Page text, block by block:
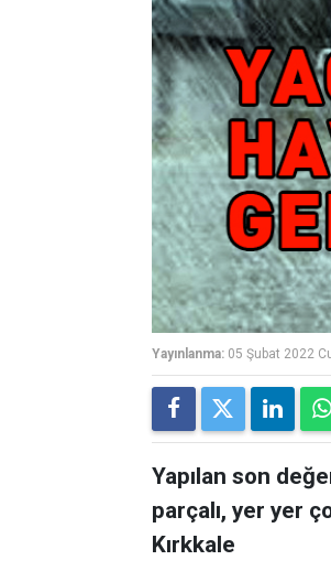
Yayınlanma: 05 Şubat 2022
Yapılan son
parçalı, yer yer
Kırkkale